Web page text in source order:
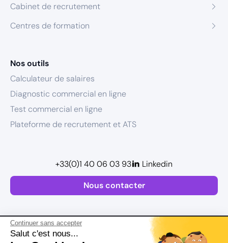
Continuer sans accepter
Salut c'est nous...
Cabinet de recrutement
Centres de formation
Nos outils
Calculateur de salaires
Diagnostic commercial en ligne
Test commercial en ligne
Plateforme de recrutement et ATS
Nous contacter
+33(0)1 40 06 03 93 Linkedin